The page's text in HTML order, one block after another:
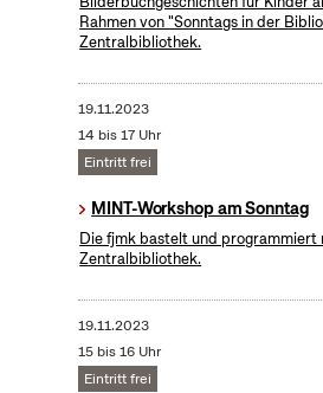
Rahmen von "Sonntags in der
Zentralbibliothek.
19.11.2023
14 bis 17 Uhr
Eintritt frei
MINT-Workshop am Sonntag
Die fjmk bastelt und programmiert
Zentralbibliothek.
19.11.2023
15 bis 16 Uhr
Eintritt frei